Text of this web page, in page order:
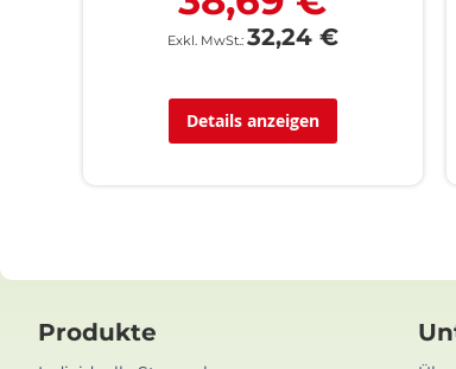
32,24 €
Details anzeigen
Produkte